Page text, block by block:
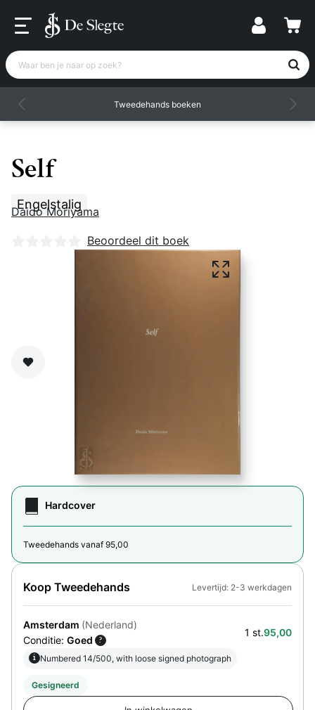
Waar ben je naar op zoek?
Tweedehands boeken
Self
Engelstalig
Daido Moriyama
Nog geen beoordelingen
Beoordeel dit boek
Hardcover
Tweedehands vanaf 95,00
Koop Tweedehands
Amsterdam (Nederland)
Conditie: Goed ?
1 st.95,00
i Numbered 14/500, with loose signed photograph
Gesigneerd
Levertijd: 2-3 werkdagen